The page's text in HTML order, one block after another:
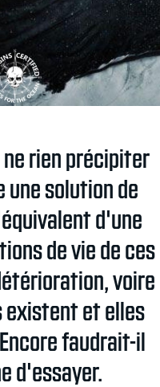
rien précipiter
solution de
d'une
de vie de ces
voire
existent et elles
faudrait-il
d'essayer.